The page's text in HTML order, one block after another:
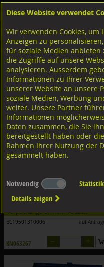
Shop Bohrcraft/
Sortimente Kernbohrer
Filter nach Dimensionen:
Filter zurücksetzen
Bohrcraft Kernbohrer mit
geschliffen
12-22mm
Verpackungs-Einheit:1 Stück
BC19501310006 auf
KN063267
Diese Website verwendet
Wir verwenden Cookies, um
Anzeigen zu
für soziale Medien anbieten
die Zugriffe auf unsere
analysieren. Ausserdem
Informationen zu Ihrer
unserer Website an unsere
soziale Medien, Werbung
weiter. Unsere Partner
Informationen
Daten zusammen, die Sie
bereitgestellt haben oder
Rahmen Ihrer Nutzung der
gesammelt haben.
Notwendig
Details zeigen